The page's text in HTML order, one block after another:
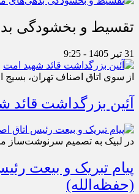
تقسیط و بخشودگی
31 تیر 1405 - 9:25
از سوی اتاق اصناف تهران، بسیج
آئین بزرگداشت قائد
در لبیک به تصمیم سرنوشت‌ساز
پیام تبریک و بیعت
(حفظه‌الله)